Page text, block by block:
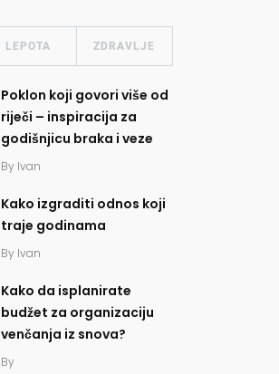
LEPOTA ZDRAVLJE
Poklon koji govori više od
riječi – inspiracija za
godišnjicu braka i veze
By Ivan
Kako izgraditi odnos koji
traje godinama
By Ivan
Kako da isplanirate
budžet za organizaciju
venčanja iz snova?
By